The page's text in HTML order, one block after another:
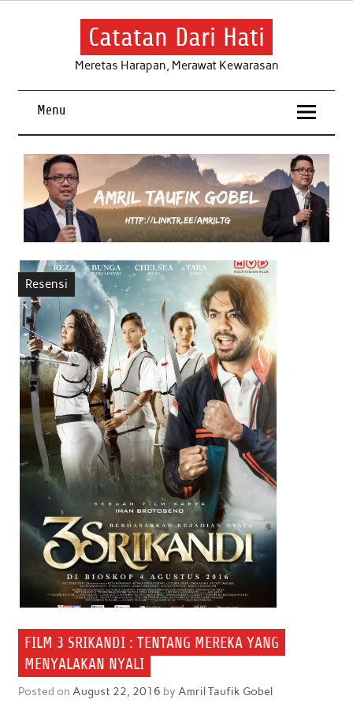
Skip
Catatan Dari Hati
Meretas Harapan, Merawat Kewarasan
Menu
Resensi
FILM 3 SRIKANDI : TENTANG MEREKA YANG
MENYALAKAN NYALI
Posted on August 22, 2016 by Amril Taufik Gobel